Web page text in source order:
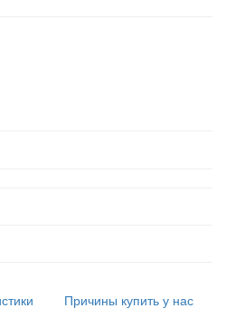
Причины купить у нас